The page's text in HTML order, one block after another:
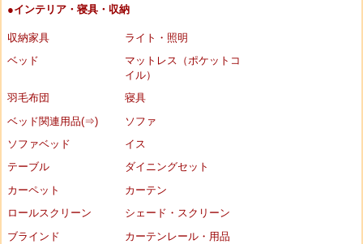
●インテリア・寝具・収納
収納家具
ライト・照明
ベッド
マットレス（ポケットコ
イル）
羽毛布団
寝具
ベッド関連用品(⇒)
ソファ
ソファベッド
イス
テーブル
ダイニングセット
カーペット
カーテン
ロールスクリーン
シェード・スクリーン
ブラインド
カーテンレール・用品